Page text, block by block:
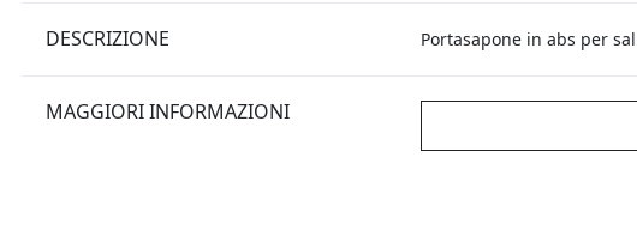
DESCRIZIONE Portasapone in abs per
MAGGIORI INFORMAZIONI